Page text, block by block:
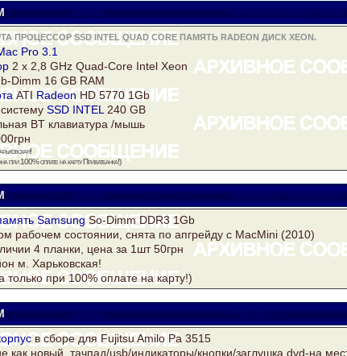
Drake
ПРОЦЕССОР SSD INTEL QUAD CORE ПАМЯТЬ RADEON ДИСК XEON.
Pro 3.1
2 x 2,8 GHz Quad-Core Intel Xeon
Dimm 16 GB RAM
ATIRadeon HD 5770 1Gb
SSD INTEL 240 GB
BT клавиатура /мышь
при 100% оплате на карту Приватбанка!)
Drake
SamsungSo-Dimm DDR3 1Gb
рабочем состоянии, снята по апгрейду с MacMini (2010)
4 планки, цена за 1шт 50грн
м. Харьковская!
только при 100% оплате на карту!)
Drake drake@i.ua
в сборе для Fujitsu Amilo Pa 3515
как новый, тачпад/usb/индикаторы/кнопки/заглушка dvd-на